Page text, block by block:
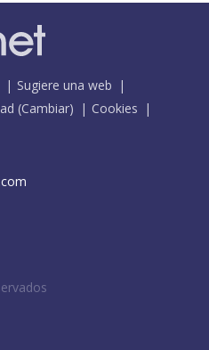
Sugiere una web
(Cambiar)
Cookies